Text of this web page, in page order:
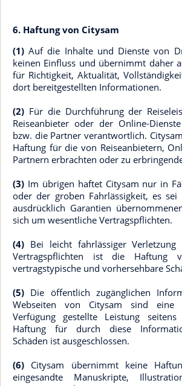
6. Haftung von Citysam
(1) Auf die Inhalte und Dienste von
keinen Einfluss und übernimmt daher
für Richtigkeit, Aktualität,
dort bereitgestellten Informationen.
(2) Für die Durchführung der
Reiseanbieter oder der Online-
bzw. die Partner verantwortlich.
Haftung für die von Reiseanbietern,
Partnern erbrachten oder zu
(3) Im übrigen haftet Citysam nur in
oder der groben Fahrlässigkeit, es
ausdrücklich Garantien
sich um wesentliche Vertragspflichten.
(4) Bei leicht fahrlässiger Verletzung
Vertragspflichten ist die Haftung
vertragstypische und vorhersehbare
(5) Die öffentlich zugänglichen
Webseiten von Citysam sind eine
Verfügung gestellte Leistung seitens
Haftung für durch diese
Schäden ist ausgeschlossen.
(6) Citysam übernimmt keine
eingesandte Manuskripte,